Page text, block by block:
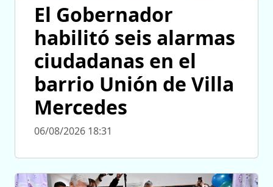
El Gobernador
habilitó seis alarmas
ciudadanas en el
barrio Unión de Villa
Mercedes
06/08/2026 18:31